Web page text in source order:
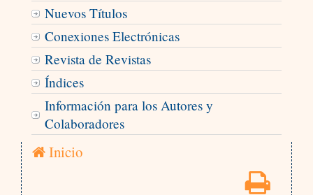
Nuevos Títulos
Conexiones Electrónicas
Revista de Revistas
Índices
Información para los Autores y
Colaboradores
Inicio